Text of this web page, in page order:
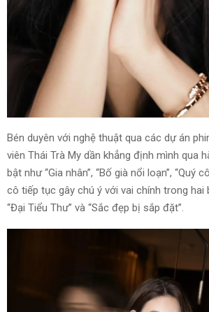
Bén duyên với nghệ thuật qua các dự án
viên Thái Trà My dần khẳng định mình qua
bật như “Gia nhân”, “Bố già nổi loạn”, “Quý
cô tiếp tục gây chú ý với vai chính trong hai
“Đại Tiểu Thư” và “Sắc đẹp bị sắp đặt”.